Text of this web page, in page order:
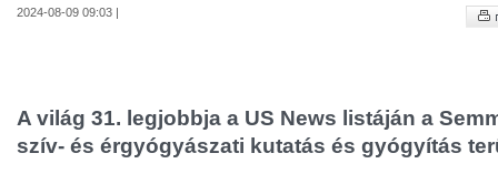
2024-08-09 09:03 |
A világ 31. legjobbja a US News listáján a
szív- és érgyógyászati kutatás és gyógyítás